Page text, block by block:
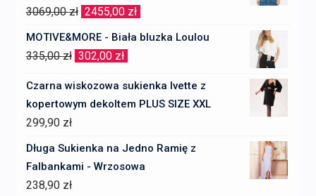
3069,00zł Pierwotna
cena
wynosiła:
2455,00 zł
cena
MOTIVE&MORE - Biała bluzka Loulou
335,00zł Pierwotna
335,00 zł.
302,00 zł
Czarna wiskozowa sukienka Ivette z
kopertowym dekoltem PLUS SIZE XXL
299,90 zł
Długa Sukienka na Jedno Ramię z
Falbankami - Wrzosowa
238,90 zł